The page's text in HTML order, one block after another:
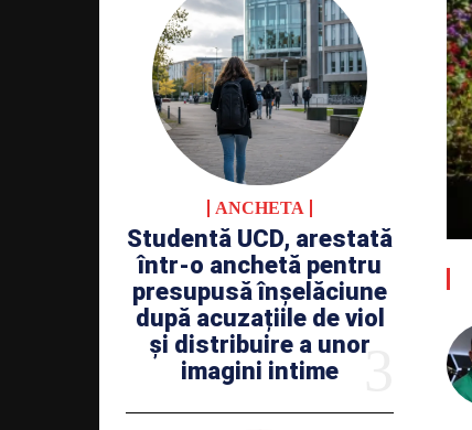
ANCHETA
Studentă UCD, arestată
într-o anchetă pentru
presupusă înșelăciune
după acuzațiile de viol
și distribuire a unor
imagini intime